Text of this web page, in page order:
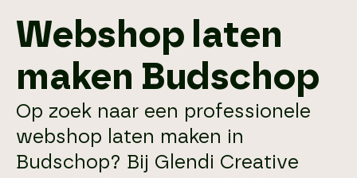
Webshop laten
maken Budschop
Op zoek naar een professionele
webshop laten maken in
Budschop? Bij Glendi Creative